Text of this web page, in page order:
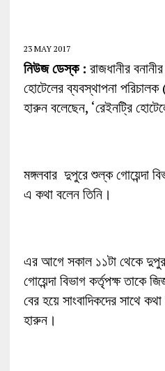
23 MAY 2017
নিউজ ডেস্ক : রাজধানীর
হোটেলের ব্যবস্থাপনা
হারুন বলেছেন, ‘রেইনট্রি
মঙ্গলবার দুপুরে শুল্ক গোয়েন্দা
এ কথা বলেন তিনি।
এর আগে সকাল ১১টা থেকে
গোয়েন্দা বিভাগ কর্তৃপক্ষ তাকে
বের হয়ে সাংবাদিকদের সাথে
হারুন।